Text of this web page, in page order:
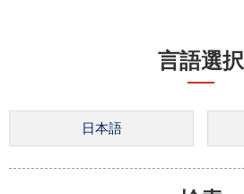
言語選択